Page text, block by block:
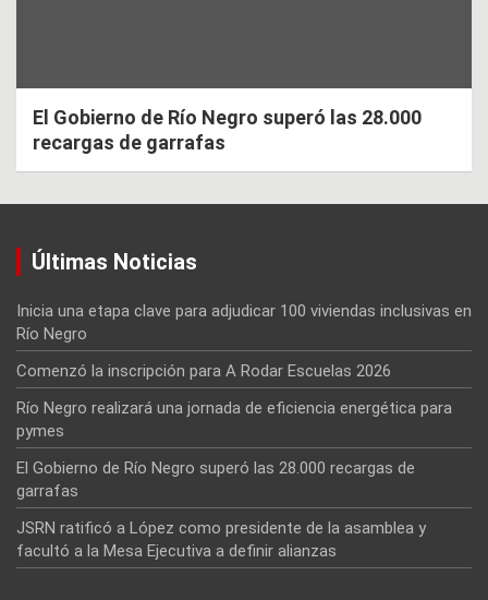
El Gobierno de Río Negro superó las 28.000
recargas de garrafas
Últimas Noticias
Inicia una etapa clave para adjudicar 100 viviendas inclusivas en
Río Negro
Comenzó la inscripción para A Rodar Escuelas 2026
Río Negro realizará una jornada de eficiencia energética para
pymes
El Gobierno de Río Negro superó las 28.000 recargas de
garrafas
JSRN ratificó a López como presidente de la asamblea y
facultó a la Mesa Ejecutiva a definir alianzas